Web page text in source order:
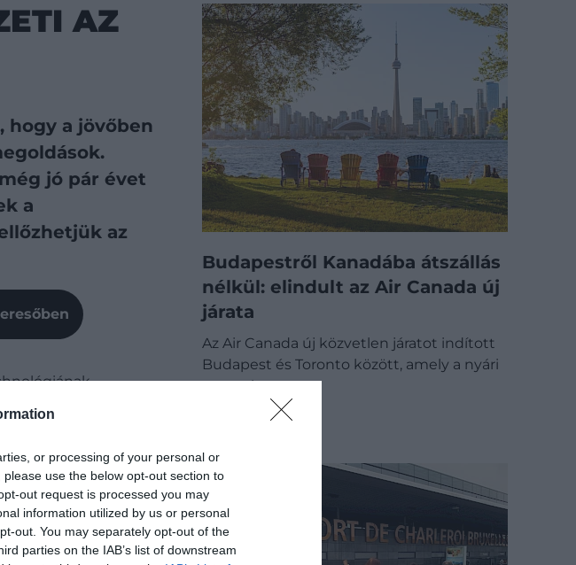
or processing of your personal or
use the below opt-out section to
out request is processed you may
information utilized by us or personal
out. You may separately opt-out of the
parties on the IAB’s list of downstream
AZ
hogy a jövőben
jó pár évet
a
az
választanunk.
hallgató programot,
felmutatása nélkül
Budapestről Kanadába átszállás
nélkül: elindult az Air Canada új
járata
Az Air Canada új közvetlen járatot indított
Budapest és Toronto között, amely a nyári
szezonban…